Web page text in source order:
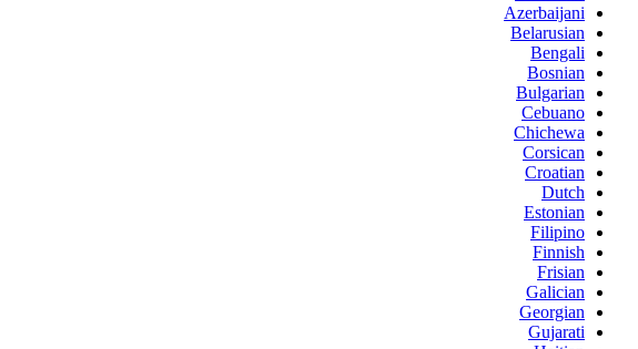
Azerbaijani
Belarusian
Bengali
Bosnian
Bulgarian
Cebuano
Chichewa
Corsican
Croatian
Dutch
Estonian
Filipino
Finnish
Frisian
Galician
Georgian
Gujarati